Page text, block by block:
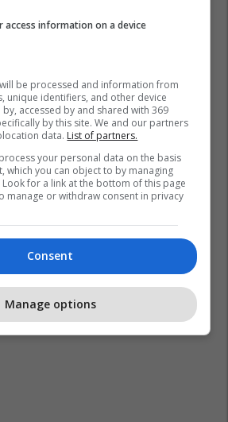
access information on a device
be processed and information from
unique identifiers, and other device
accessed by and shared with 369
by this site. We and our partners
data. List of partners.
your personal data on the basis
which you can object to by managing
for a link at the bottom of this page
manage or withdraw consent in privacy
Consent
Manage options